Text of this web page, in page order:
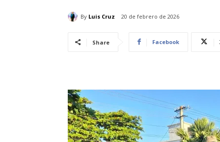
By Luis Cruz 20 de febrero de 2026
Share Facebook